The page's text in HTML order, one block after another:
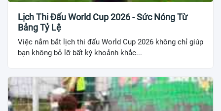
Lịch Thi Đấu World Cup 2026 - Sức Nóng Từ
Bảng Tỷ Lệ
Việc nắm bắt lịch thi đấu World Cup 2026 không chỉ giúp
bạn không bỏ lỡ bất kỳ khoảnh khắc...